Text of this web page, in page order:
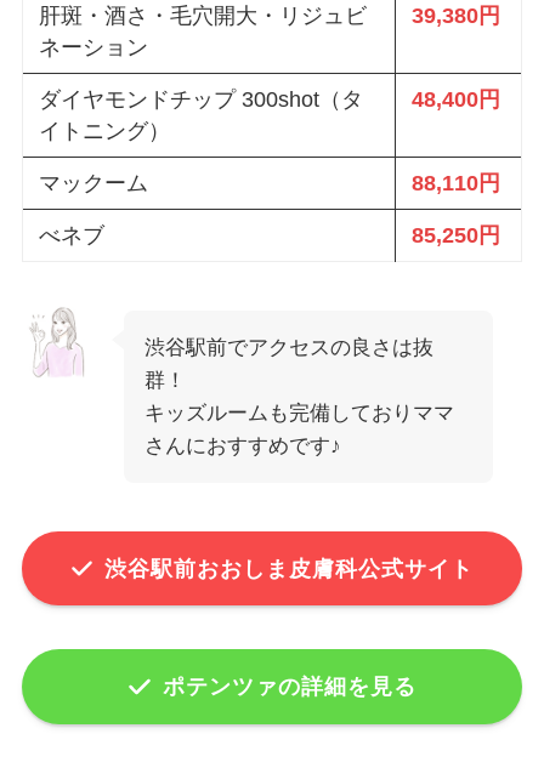
肝斑・酒さ・毛穴開大・リジュビ
ネーション
39,380円
ダイヤモンドチップ 300shot（タ
イトニング）
48,400円
マックーム 88,110円
べネブ 85,250円
渋谷駅前でアクセスの良さは抜
群！
キッズルームも完備しておりママ
さんにおすすめです♪
渋谷駅前おおしま皮膚科公式サイト
ポテンツァの詳細を見る